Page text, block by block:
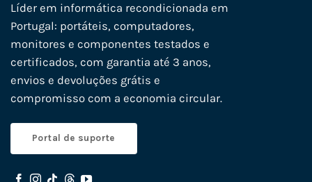
Líder em informática recondicionada em
Portugal: portáteis, computadores,
monitores e componentes testados e
certificados, com garantia até 3 anos,
envios e devoluções grátis e
compromisso com a economia circular.
Portal de suporte